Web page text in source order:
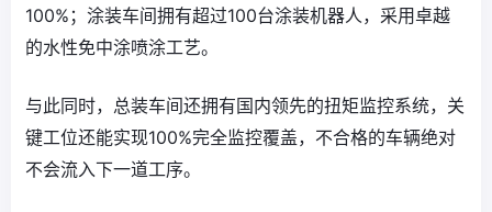
100%；涂装车间拥有超过100台涂装机器人，采用卓越
的水性免中涂喷涂工艺。
与此同时，总装车间还拥有国内领先的扭矩监控系统，关
键工位还能实现100%完全监控覆盖，不合格的车辆绝对
不会流入下一道工序。